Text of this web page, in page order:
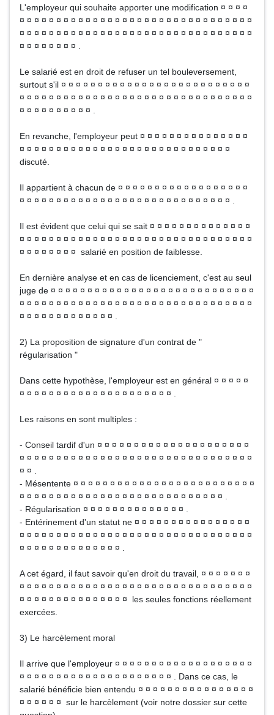
L'employeur qui souhaite apporter une modification ¤ ¤ ¤ ¤
¤ ¤ ¤ ¤ ¤ ¤ ¤ ¤ ¤ ¤ ¤ ¤ ¤ ¤ ¤ ¤ ¤ ¤ ¤ ¤ ¤ ¤ ¤ ¤ ¤ ¤ ¤ ¤ ¤ ¤ ¤ ¤
¤ ¤ ¤ ¤ ¤ ¤ ¤ ¤ ¤ ¤ ¤ ¤ ¤ ¤ ¤ ¤ ¤ ¤ ¤ ¤ ¤ ¤ ¤ ¤ ¤ ¤ ¤ ¤ ¤ ¤ ¤ ¤
¤ ¤ ¤ ¤ ¤ ¤ ¤ ¤ .
Le salarié est en droit de refuser un tel bouleversement,
surtout s'il ¤ ¤ ¤ ¤ ¤ ¤ ¤ ¤ ¤ ¤ ¤ ¤ ¤ ¤ ¤ ¤ ¤ ¤ ¤ ¤ ¤ ¤ ¤ ¤ ¤ ¤
¤ ¤ ¤ ¤ ¤ ¤ ¤ ¤ ¤ ¤ ¤ ¤ ¤ ¤ ¤ ¤ ¤ ¤ ¤ ¤ ¤ ¤ ¤ ¤ ¤ ¤ ¤ ¤ ¤ ¤ ¤ ¤
¤ ¤ ¤ ¤ ¤ ¤ ¤ ¤ ¤ ¤ .
En revanche, l'employeur peut ¤ ¤ ¤ ¤ ¤ ¤ ¤ ¤ ¤ ¤ ¤ ¤ ¤ ¤ ¤
¤ ¤ ¤ ¤ ¤ ¤ ¤ ¤ ¤ ¤ ¤ ¤ ¤ ¤ ¤ ¤ ¤ ¤ ¤ ¤ ¤ ¤ ¤ ¤ ¤ ¤ ¤ ¤ ¤
discuté.
Il appartient à chacun de ¤ ¤ ¤ ¤ ¤ ¤ ¤ ¤ ¤ ¤ ¤ ¤ ¤ ¤ ¤ ¤ ¤ ¤
¤ ¤ ¤ ¤ ¤ ¤ ¤ ¤ ¤ ¤ ¤ ¤ ¤ ¤ ¤ ¤ ¤ ¤ ¤ ¤ ¤ ¤ ¤ ¤ ¤ ¤ ¤ ¤ ¤ .
Il est évident que celui qui se sait ¤ ¤ ¤ ¤ ¤ ¤ ¤ ¤ ¤ ¤ ¤ ¤ ¤ ¤
¤ ¤ ¤ ¤ ¤ ¤ ¤ ¤ ¤ ¤ ¤ ¤ ¤ ¤ ¤ ¤ ¤ ¤ ¤ ¤ ¤ ¤ ¤ ¤ ¤ ¤ ¤ ¤ ¤ ¤ ¤ ¤
¤ ¤ ¤ ¤ ¤ ¤ ¤ ¤ salarié en position de faiblesse.
En dernière analyse et en cas de licenciement, c'est au seul
juge de ¤ ¤ ¤ ¤ ¤ ¤ ¤ ¤ ¤ ¤ ¤ ¤ ¤ ¤ ¤ ¤ ¤ ¤ ¤ ¤ ¤ ¤ ¤ ¤ ¤ ¤ ¤ ¤
¤ ¤ ¤ ¤ ¤ ¤ ¤ ¤ ¤ ¤ ¤ ¤ ¤ ¤ ¤ ¤ ¤ ¤ ¤ ¤ ¤ ¤ ¤ ¤ ¤ ¤ ¤ ¤ ¤ ¤ ¤ ¤
¤ ¤ ¤ ¤ ¤ ¤ ¤ ¤ ¤ ¤ ¤ ¤ ¤ .
2) La proposition de signature d'un contrat de "
régularisation "
Dans cette hypothèse, l'employeur est en général ¤ ¤ ¤ ¤ ¤
¤ ¤ ¤ ¤ ¤ ¤ ¤ ¤ ¤ ¤ ¤ ¤ ¤ ¤ ¤ ¤ ¤ ¤ ¤ ¤ ¤ .
Les raisons en sont multiples :
- Conseil tardif d'un ¤ ¤ ¤ ¤ ¤ ¤ ¤ ¤ ¤ ¤ ¤ ¤ ¤ ¤ ¤ ¤ ¤ ¤ ¤ ¤ ¤
¤ ¤ ¤ ¤ ¤ ¤ ¤ ¤ ¤ ¤ ¤ ¤ ¤ ¤ ¤ ¤ ¤ ¤ ¤ ¤ ¤ ¤ ¤ ¤ ¤ ¤ ¤ ¤ ¤ ¤ ¤ ¤
¤ ¤ .
- Mésentente ¤ ¤ ¤ ¤ ¤ ¤ ¤ ¤ ¤ ¤ ¤ ¤ ¤ ¤ ¤ ¤ ¤ ¤ ¤ ¤ ¤ ¤ ¤ ¤ ¤
¤ ¤ ¤ ¤ ¤ ¤ ¤ ¤ ¤ ¤ ¤ ¤ ¤ ¤ ¤ ¤ ¤ ¤ ¤ ¤ ¤ ¤ ¤ ¤ ¤ ¤ ¤ ¤ .
- Régularisation ¤ ¤ ¤ ¤ ¤ ¤ ¤ ¤ ¤ ¤ ¤ ¤ ¤ ¤ .
- Entérinement d'un statut ne ¤ ¤ ¤ ¤ ¤ ¤ ¤ ¤ ¤ ¤ ¤ ¤ ¤ ¤ ¤ ¤
¤ ¤ ¤ ¤ ¤ ¤ ¤ ¤ ¤ ¤ ¤ ¤ ¤ ¤ ¤ ¤ ¤ ¤ ¤ ¤ ¤ ¤ ¤ ¤ ¤ ¤ ¤ ¤ ¤ ¤ ¤ ¤
¤ ¤ ¤ ¤ ¤ ¤ ¤ ¤ ¤ ¤ ¤ ¤ ¤ ¤ .
A cet égard, il faut savoir qu'en droit du travail, ¤ ¤ ¤ ¤ ¤ ¤ ¤
¤ ¤ ¤ ¤ ¤ ¤ ¤ ¤ ¤ ¤ ¤ ¤ ¤ ¤ ¤ ¤ ¤ ¤ ¤ ¤ ¤ ¤ ¤ ¤ ¤ ¤ ¤ ¤ ¤ ¤ ¤ ¤
¤ ¤ ¤ ¤ ¤ ¤ ¤ ¤ ¤ ¤ ¤ ¤ ¤ ¤ ¤ les seules fonctions réellement
exercées.
3) Le harcèlement moral
Il arrive que l'employeur ¤ ¤ ¤ ¤ ¤ ¤ ¤ ¤ ¤ ¤ ¤ ¤ ¤ ¤ ¤ ¤ ¤ ¤ ¤
¤ ¤ ¤ ¤ ¤ ¤ ¤ ¤ ¤ ¤ ¤ ¤ ¤ ¤ ¤ ¤ ¤ ¤ ¤ ¤ ¤ . Dans ce cas, le
salarié bénéficie bien entendu ¤ ¤ ¤ ¤ ¤ ¤ ¤ ¤ ¤ ¤ ¤ ¤ ¤ ¤ ¤ ¤
¤ ¤ ¤ ¤ ¤ ¤ sur le harcèlement (voir notre dossier sur cette